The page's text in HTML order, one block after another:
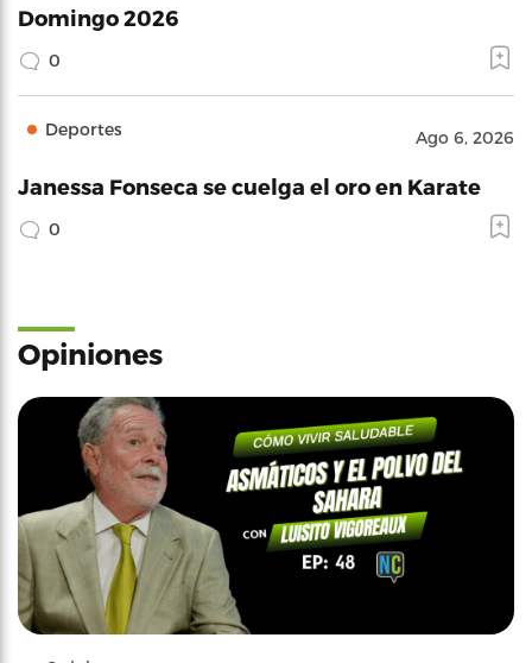
Domingo 2026
0
Deportes Ago 6, 2026
Janessa Fonseca se cuelga el oro en Karate
0
Opiniones